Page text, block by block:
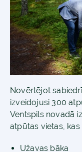
Novērtējot
izveidojusi 300
Ventspils novadā
atpūtas vietas,
Užavas bāka